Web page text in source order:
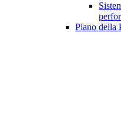
Piano della